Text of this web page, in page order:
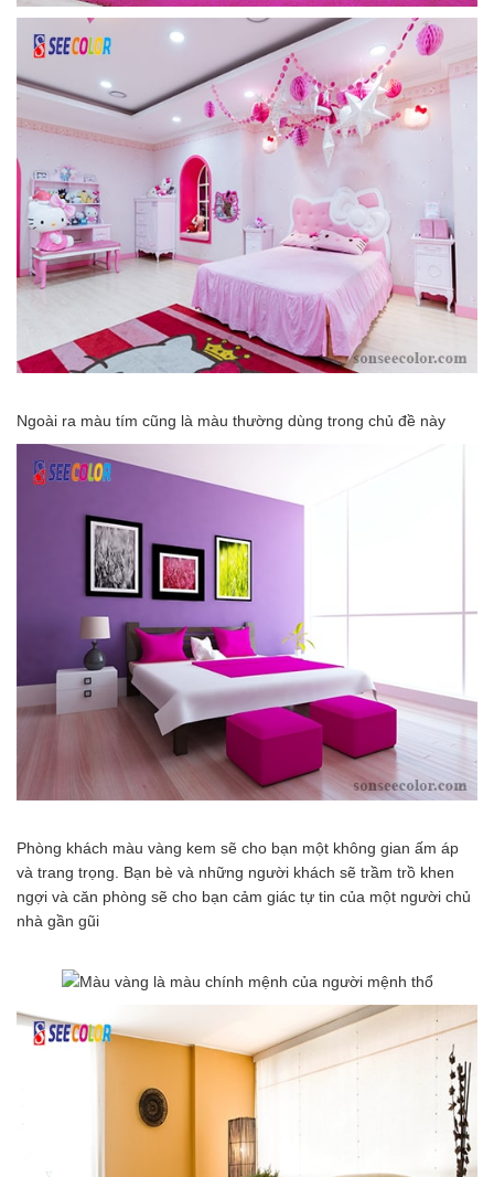
Ngoài ra màu tím cũng là màu thường dùng trong chủ đề này
Phòng khách màu vàng kem sẽ cho bạn một không gian ấm áp
và trang trọng. Bạn bè và những người khách sẽ trầm trồ khen
ngợi và căn phòng sẽ cho bạn cảm giác tự tin của một người chủ
nhà gần gũi